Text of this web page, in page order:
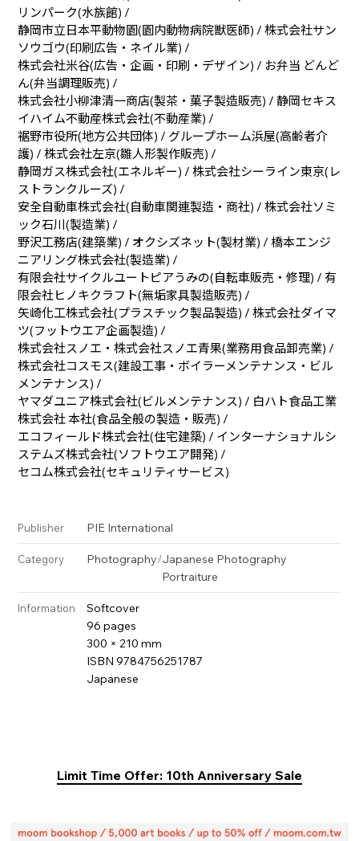
リンパーク(水族館) /
静岡市立日本平動物園(園内動物病院獣医師) / 株式会社サン
ソウゴウ(印刷広告・ネイル業) /
株式会社米谷(広告・企画・印刷・デザイン) / お弁当 どんど
ん(弁当調理販売) /
株式会社小柳津清一商店(製茶・菓子製造販売) / 静岡セキス
イハイム不動産株式会社(不動産業) /
裾野市役所(地方公共団体) / グループホーム浜屋(高齢者介
護) / 株式会社左京(雛人形製作販売) /
静岡ガス株式会社(エネルギー) / 株式会社シーライン東京(レ
ストランクルーズ) /
安全自動車株式会社(自動車関連製造・商社) / 株式会社ソミ
ック石川(製造業) /
野沢工務店(建築業) / オクシズネット(製材業) / 橋本エンジ
ニアリング株式会社(製造業) /
有限会社サイクルユートピアうみの(自転車販売・修理) / 有
限会社ヒノキクラフト(無垢家具製造販売) /
矢崎化工株式会社(プラスチック製品製造) / 株式会社ダイマ
ツ(フットウエア企画製造) /
株式会社スノエ・株式会社スノエ青果(業務用食品卸売業) /
株式会社コスモス(建設工事・ボイラーメンテナンス・ビル
メンテナンス) /
ヤマダユニア株式会社(ビルメンテナンス) / 白ハト食品工業
株式会社 本社(食品全般の製造・販売) /
エコフィールド株式会社(住宅建築) / インターナショナルシ
ステムズ株式会社(ソフトウエア開発) /
セコム株式会社(セキュリティサービス)
Publisher PIE International
Category Photography/Japanese Photography
Portraiture
Information
Softcover
96 pages
300 × 210 mm
ISBN 9784756251787
Japanese
Limit Time Offer: 10th Anniversary Sale